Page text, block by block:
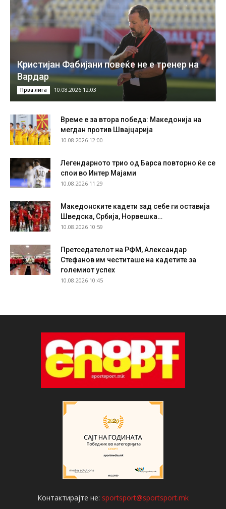
Кристијан Фабијани повеќе не е тренер на
Вардар
Прва лига 10.08.2026 12:03
Време е за втора победа: Македонија на
мегдан против Швајцарија
10.08.2026 12:00
Легендарното трио од Барса повторно ќе се
спои во Интер Мајами
10.08.2026 11:29
Македонските кадети зад себе ги оставија
Шведска, Србија, Норвешка…
10.08.2026 10:59
Претседателот на РФМ, Александар
Стефанов им честиташе на кадетите за
големиот успех
10.08.2026 10:45
Контактирајте не: sportsport@sportsport.mk